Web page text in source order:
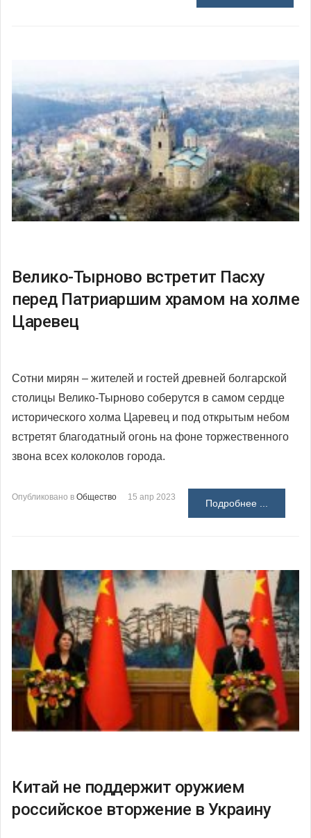
Велико-Тырново встретит Пасху
перед Патриаршим храмом на холме
Царевец
Сотни мирян – жителей и гостей древней болгарской
столицы Велико-Тырново соберутся в самом сердце
исторического холма Царевец и под открытым небом
встретят благодатный огонь на фоне торжественного
звона всех колоколов города.
Опубликовано в Общество 15 апр 2023
Подробнее ...
Китай не поддержит оружием
российское вторжение в Украину